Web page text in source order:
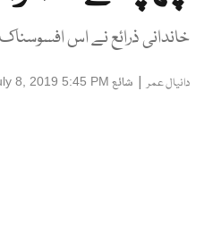
خاندانی ذرائع نے اس افسوسناک خبر کی
دانیال عمر| شائع 8, 2019 5:45 PM